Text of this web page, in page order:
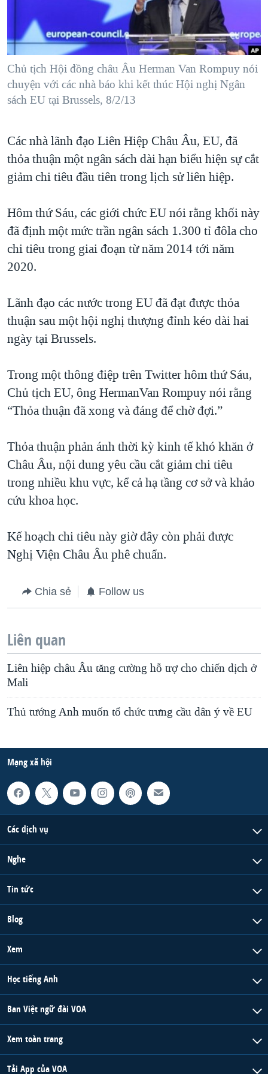
NGƯỜI VIỆT HẢI NGOẠI
ĐỜI SỐNG
KINH TẾ
KHOA HỌC
SỨC KHOẺ
THỂ THAO
GIÁO DỤC
HÀNH TRÌNH BẦU CỬ 2024
MỘT NĂM CHIẾN TRANH TẠI DẢI GAZA
GIẢI MÃ VÀNH ĐAI & CON ĐƯỜNG
NGÀY TỊ NẠN THẾ GIỚI
CHI PHÍ CHIẾN TRANH AFGHANISTAN
CÁC GIÁ TRỊ CỘNG HÒA Ở VIỆT NAM
TRỊNH VĨNH BÌNH VS. CHÍNH PHỦ VIỆT NAM
NGƯ DÂN VIỆT VÀ LÀN SÓNG TRỘM HẢI SÂM
BÊN KIA QUỐC LỘ: TIẾNG VỌNG TỪ NÔNG THÔN MỸ
NGHE
MẠNG XÃ HỘI
Chủ tịch Hội đồng châu Âu Herman Van Rompuy nói
chuyện với các nhà báo khi kết thúc Hội nghị Ngân
sách EU tại Brussels, 8/2/13
Các nhà lãnh đạo Liên Hiệp Châu Âu, EU, đã
thỏa thuận một ngân sách dài hạn biểu hiện sự cắt
giảm chi tiêu đầu tiên trong lịch sử liên hiệp.
Hôm thứ Sáu, các giới chức EU nói rằng khối này
đã định một mức trần ngân sách 1.300 tỉ đôla cho
chi tiêu trong giai đoạn từ năm 2014 tới năm
2020.
Lãnh đạo các nước trong EU đã đạt được thỏa
thuận sau một hội nghị thượng đỉnh kéo dài hai
ngày tại Brussels.
Trong một thông điệp trên Twitter hôm thứ Sáu,
Chủ tịch EU, ông HermanVan Rompuy nói rằng
“Thỏa thuận đã xong và đáng để chờ đợi.”
Thỏa thuận phản ánh thời kỳ kinh tế khó khăn ở
Châu Âu, nội dung yêu cầu cắt giảm chi tiêu
trong nhiều khu vực, kể cả hạ tầng cơ sở và khảo
cứu khoa học.
Kế hoạch chi tiêu này giờ đây còn phải được
Nghị Viện Châu Âu phê chuẩn.
Chia sẻ Follow us
Liên quan
Liên hiệp châu Âu tăng cường hỗ trợ cho chiến dịch ở
Mali
Thủ tướng Anh muốn tổ chức trưng cầu dân ý về EU
Mạng xã hội
Các dịch vụ
Nghe
Tin tức
Blog
Xem
Học tiếng Anh
Ban Việt ngữ đài VOA
Xem toàn trang
Tải App của VOA